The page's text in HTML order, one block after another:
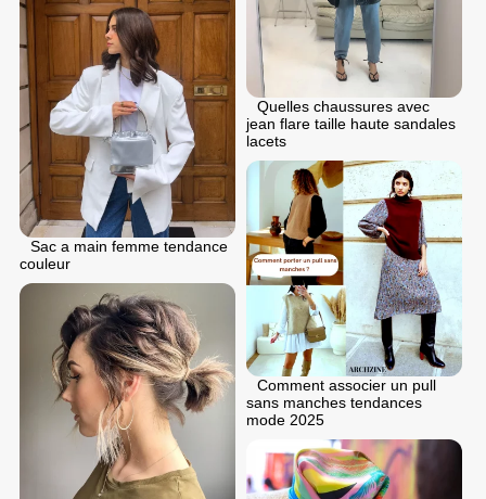
Quelles chaussures avec
jean flare taille haute sandales
lacets
Sac a main femme tendance
couleur
Comment associer un pull
sans manches tendances
mode 2025